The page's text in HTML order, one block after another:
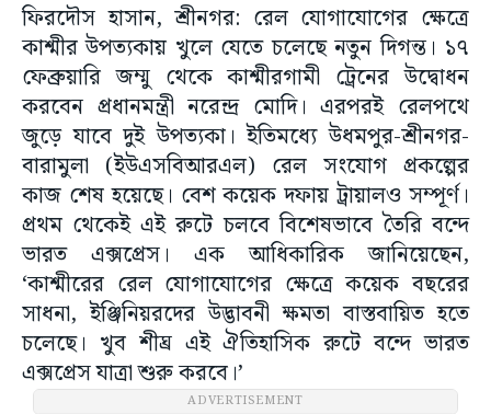
ফিরদৌস হাসান, শ্রীনগর: রেল যোগাযোগের ক্ষেত্রে
কাশ্মীর উপত্যকায় খুলে যেতে চলেছে নতুন দিগন্ত। ১৭
ফেব্রুয়ারি জম্মু থেকে কাশ্মীরগামী ট্রেনের উদ্বোধন
করবেন প্রধানমন্ত্রী নরেন্দ্র মোদি। এরপরই রেলপথে
জুড়ে যাবে দুই উপত্যকা। ইতিমধ্যে উধমপুর-শ্রীনগর-
বারামুলা (ইউএসবিআরএল) রেল সংযোগ প্রকল্পের
কাজ শেষ হয়েছে। বেশ কয়েক দফায় ট্রায়ালও সম্পূর্ণ।
প্রথম থেকেই এই রুটে চলবে বিশেষভাবে তৈরি বন্দে
ভারত এক্সপ্রেস। এক আধিকারিক জানিয়েছেন,
‘কাশ্মীরের রেল যোগাযোগের ক্ষেত্রে কয়েক বছরের
সাধনা, ইঞ্জিনিয়রদের উদ্ভাবনী ক্ষমতা বাস্তবায়িত হতে
চলেছে। খুব শীঘ্র এই ঐতিহাসিক রুটে বন্দে ভারত
এক্সপ্রেস যাত্রা শুরু করবে।’
ADVERTISEMENT